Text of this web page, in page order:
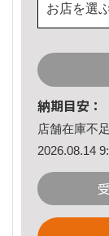
お店を選
納期目安：
店舗在庫不
2026.08.14